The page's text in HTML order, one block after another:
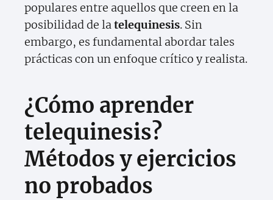
populares entre aquellos que creen en la
posibilidad de latelequinesis. Sin
embargo, es fundamental abordar tales
prácticas con un enfoque crítico y realista.
¿Cómo aprender
telequinesis?
Métodos y ejercicios
no probados